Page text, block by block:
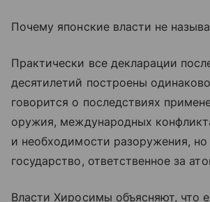
Почему японские власти не
Практически все декларации
десятилетий построены
говорится о последствиях
оружия, международных
и необходимости разоружения, но
государство, ответственное за
Власти Хиросимы объясняют, что